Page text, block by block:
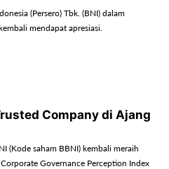
(Persero) Tbk. (BNI) dalam
mendapat apresiasi.
Company di Ajang
(Kode saham BBNI) kembali meraih
Governance Perception Index